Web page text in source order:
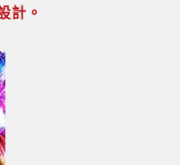
計。